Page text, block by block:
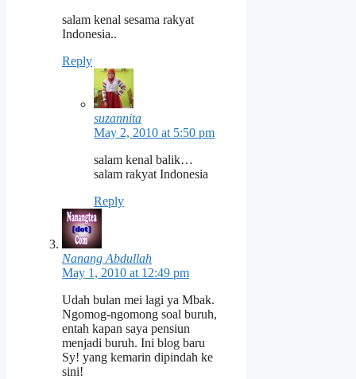
salam kenal sesama rakyat
Indonesia..
Reply
suzannita
May 2, 2010 at 5:50 pm
salam kenal balik…
salam rakyat Indonesia
Reply
Nanang Abdullah
May 1, 2010 at 12:49 pm
Udah bulan mei lagi ya Mbak.
Ngomog-ngomong soal buruh,
entah kapan saya pensiun
menjadi buruh. Ini blog baru
Sy! yang kemarin dipindah ke
sini!